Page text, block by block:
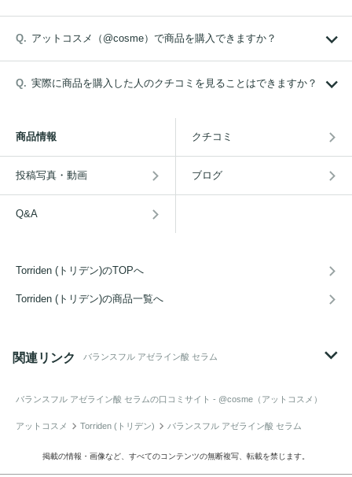
アットコスメ（@cosme）で商品を購入できますか？
実際に商品を購入した人のクチコミを見ることはできますか？
商品情報 クチコミ
投稿写真・動画 ブログ
Q&A
Torriden (トリデン)のTOPへ
Torriden (トリデン)の商品一覧へ
関連リンク バランスフル アゼライン酸 セラム
バランスフル アゼライン酸 セラムの口コミサイト - @cosme（アットコスメ）
アットコスメ Torriden (トリデン) バランスフル アゼライン酸 セラム
掲載の情報・画像など、すべてのコンテンツの無断複写、転載を禁じます。